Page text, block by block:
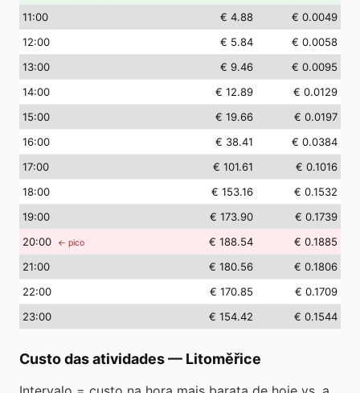
11:00 € 4.88
€ 0.0049
12:00 € 5.84
€ 0.0058
13:00 € 9.46
€ 0.0095
14:00 € 12.89
€ 0.0129
15:00 € 19.66
€ 0.0197
16:00 € 38.41
€ 0.0384
17:00 € 101.61
€ 0.1016
18:00 € 153.16
€ 0.1532
19:00 € 173.90
€ 0.1739
20:00 ← pico € 188.54
€ 0.1885
21:00 € 180.56
€ 0.1806
22:00 € 170.85
€ 0.1709
23:00 € 154.42 € 0.1544
Custo das atividades— Litoměřice